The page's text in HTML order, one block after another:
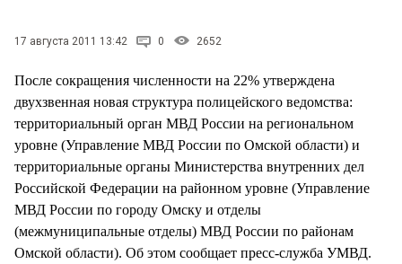
17 августа 2011 13:42 0 2652
После сокращения численности на 22% утверждена
двухзвенная новая структура полицейского ведомства:
территориальный орган МВД России на региональном
уровне (Управление МВД России по Омской области) и
территориальные органы Министерства внутренних дел
Российской Федерации на районном уровне (Управление
МВД России по городу Омску и отделы
(межмуниципальные отделы) МВД России по районам
Омской области). Об этом сообщает пресс-служба УМВД.